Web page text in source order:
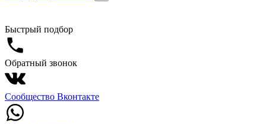
Быстрый подбор
Обратный звонок
Сообщество Вконтакте